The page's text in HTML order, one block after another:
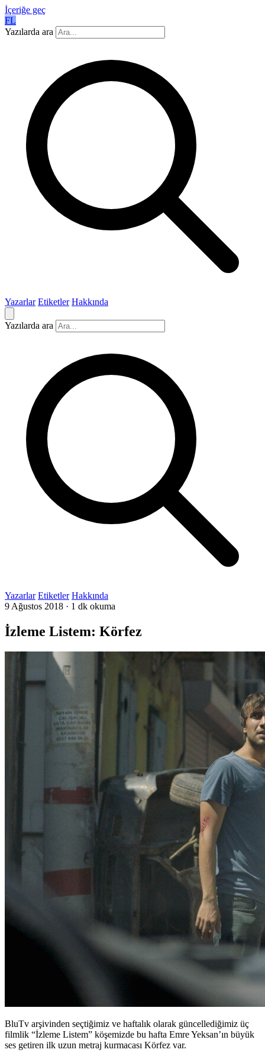
İçeriğe geç
FL
Yazılarda ara
Yazarlar Etiketler Hakkında
Yazılarda ara
Yazarlar Etiketler Hakkında
9 Ağustos 2018 · 1 dk okuma
İzleme Listem: Körfez
BluTv arşivinden seçtiğimiz ve haftalık olarak güncellediğimiz üç
filmlik “İzleme Listem” köşemizde bu hafta Emre Yeksan’ın büyük
ses getiren ilk uzun metraj kurmacası Körfez var.